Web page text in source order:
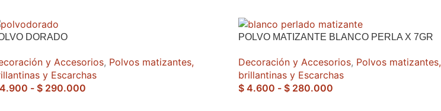
DORADO
y Accesorios, Polvos matizantes,
y Escarchas
- $ 290.000
POLVO MATIZANTE BLANCO PERLA X 7GR
Decoración y Accesorios, Polvos matizantes,
brillantinas y Escarchas
$ 4.600 - $ 280.000